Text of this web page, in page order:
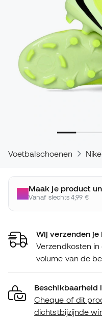
Voetbalschoenen
Maak je product
Vanaf slechts 4,99 €
Wij verzenden
Verzendkosten
volume van de
Beschikbaarheid
Cheque of dit
dichtstbijzijnde